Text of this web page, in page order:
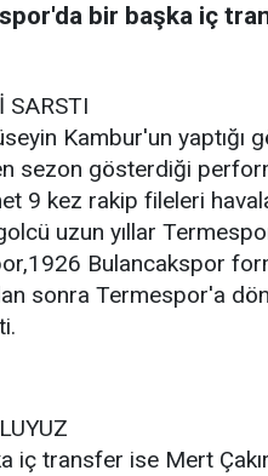
bir başka iç
SARSTI
Kambur'un yaptığı
sezon gösterdiği
9 kez rakip fileleri
uzun yıllar
Bulancakspor
sonra Termespor'a
transfer ise Mert Çakır